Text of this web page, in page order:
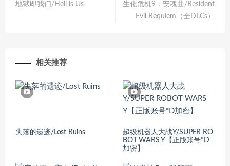
地狱即我们/Hell is Us
生化危机9：安魂曲/Resident
Evil Requiem（全DLCs）
相关推荐
失落的遗迹/Lost Ruins
超级机器人大战Y/SUPER RO
BOT WARS Y【正版账号*D
加密】